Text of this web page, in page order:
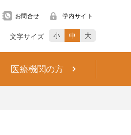
お問合せ 学内サイト
文字サイズ 小 中 大
医療機関の方